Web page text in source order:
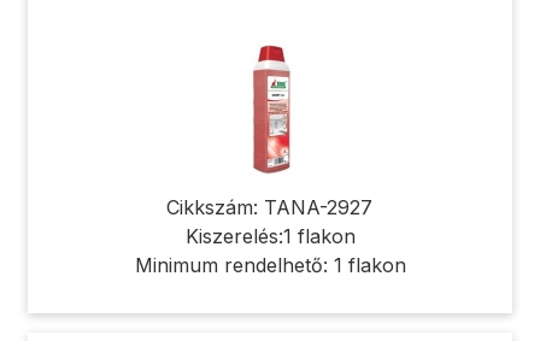
Cikkszám: TANA-2927
Kiszerelés:1 flakon
Minimum rendelhető: 1 flakon